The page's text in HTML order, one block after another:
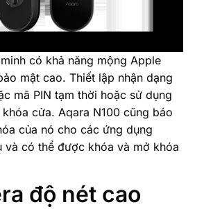
có khả năng mộng Apple
mật cao. Thiết lập nhận dạng
mã PIN tạm thời hoặc sử dụng
cửa. Aqara N100 cũng báo
của nó cho các ứng dụng
và có thể được khóa và mở khóa
độ nét cao